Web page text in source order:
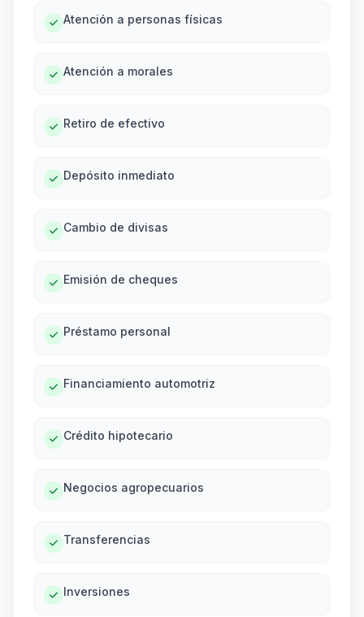
Atención a personas físicas
Atención a morales
Retiro de efectivo
Depósito inmediato
Cambio de divisas
Emisión de cheques
Préstamo personal
Financiamiento automotriz
Crédito hipotecario
Negocios agropecuarios
Transferencias
Inversiones